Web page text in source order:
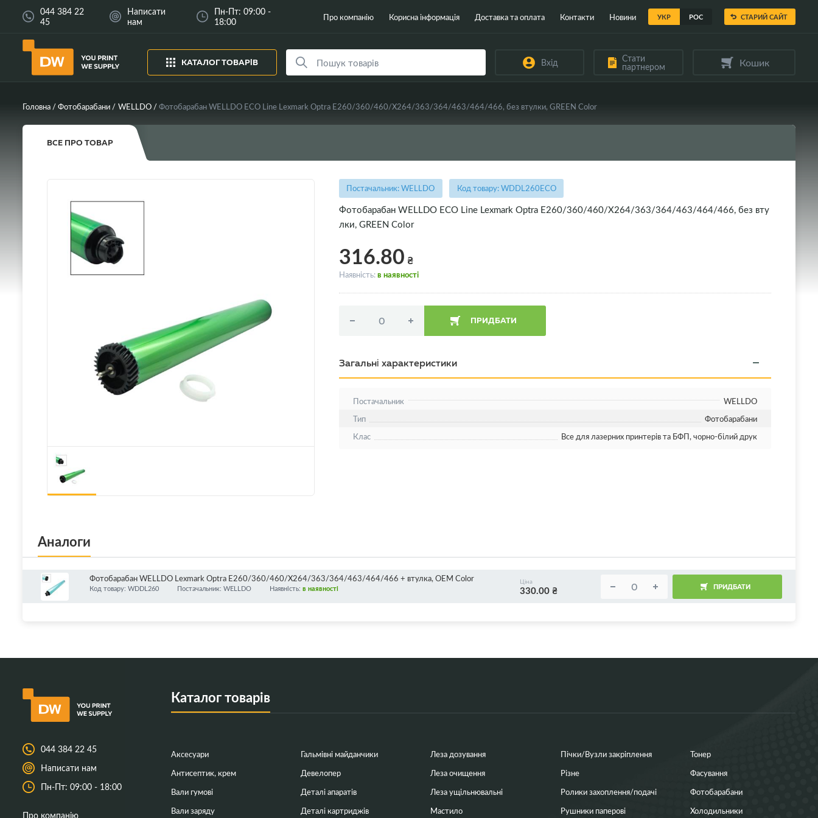
УКР РОС
044 384 22
45
Написати
нам
Пн-Пт: 09:00 -
18:00
Про компанію Корисна інформація Доставка та оплата Контакти Новини СТАРИЙ САЙТ
КАТАЛОГ ТОВАРІВ Вхід Стати
партнером Кошик
Головна Фотобарабани WELLDO Фотобарабан WELLDO ECO Line Lexmark Optra E260/360/460/X264/363/364/463/464/466, без втулки, GREEN Color
ВСЕ ПРО ТОВАР
Постачальник: WELLDO Код товару: WDDL260ECO
Фотобарабан WELLDO ECO Line Lexmark Optra E260/360/460/X264/363/364/463/464/466, без вту
лки, GREEN Color
316.80 ₴
Наявність:в наявності
ПРИДБАТИ
Загальні характеристики
Постачальник
WELLDO
Тип
Фотобарабани
Клас
Все для лазерних принтерів та БФП, чорно-білий друк
Аналоги
Фотобарабан WELLDO Lexmark Optra E260/360/460/X264/363/364/463/464/466 + втулка, OEM Color
Код товару: WDDL260 Постачальник: WELLDO Наявність: в наявності
Ціна
330.00 ₴ ПРИДБАТИ
044 384 22 45
Написати нам
Пн-Пт: 09:00 - 18:00
Про компанію
Каталог товарів
Аксесуари
Антисептик, крем
Вали гумові
Вали заряду
Гальмівні майданчики
Девелопер
Деталі апаратів
Деталі картриджів
Леза дозування
Леза очищення
Леза ущільнювальні
Мастило
Пічки/Вузли закріплення
Різне
Ролики захоплення/подачі
Рушники паперові
Тонер
Фасування
Фотобарабани
Холодильники